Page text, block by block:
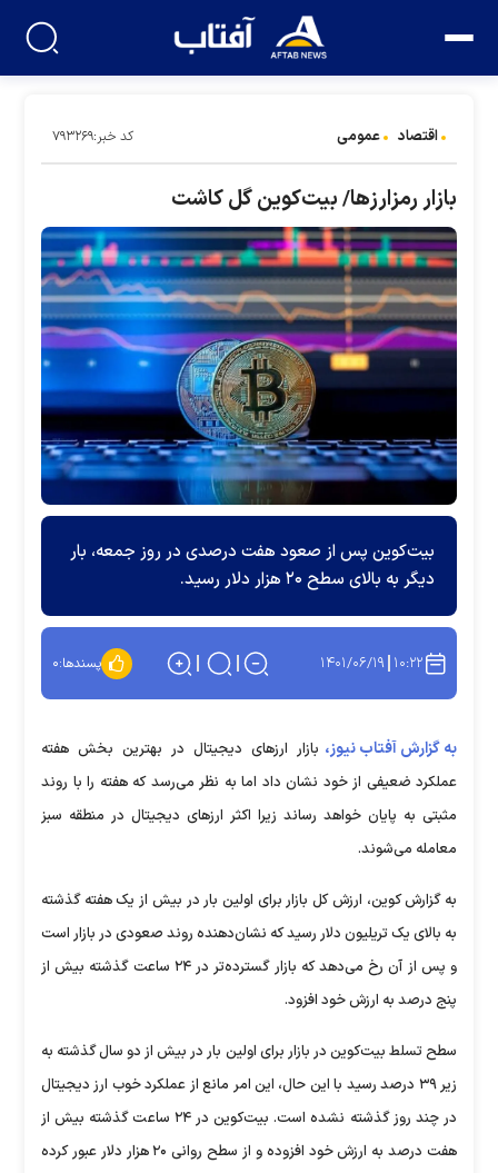
اقتصاد عمومی کد خبر:۷۹۳۲۶۹
بازار رمزارزها/ بیت‌کوین گل کاشت
بیت‌کوین پس از صعود هفت درصدی در روز جمعه، بار
دیگر به بالای سطح ۲۰ هزار دلار رسید.
۱۰:۲۲ ۱۴۰۱/۰۶/۱۹ پسندها:۰
به گزارش آفتاب نیوز، بازار ارزهای دیجیتال در بهترین بخش هفته
عملکرد ضعیفی از خود نشان داد اما به نظر می‌رسد که هفته را با روند
مثبتی به پایان خواهد رساند زیرا اکثر ارزهای دیجیتال در منطقه سبز
معامله می‌شوند.
به گزارش کوین، ارزش کل بازار برای اولین بار در بیش از یک هفته گذشته
به بالای یک تریلیون دلار رسید که نشان‌دهنده روند صعودی در بازار است
و پس از آن رخ می‌دهد که بازار گسترده‌تر در ۲۴ ساعت گذشته بیش از
پنج درصد به ارزش خود افزود.
سطح تسلط بیت‌کوین در بازار برای اولین بار در بیش از دو سال گذشته به
زیر ۳۹ درصد رسید با این حال، این امر مانع از عملکرد خوب ارز دیجیتال
در چند روز گذشته نشده است. بیت‌کوین در ۲۴ ساعت گذشته بیش از
هفت درصد به ارزش خود افزوده و از سطح روانی ۲۰ هزار دلار عبور کرده